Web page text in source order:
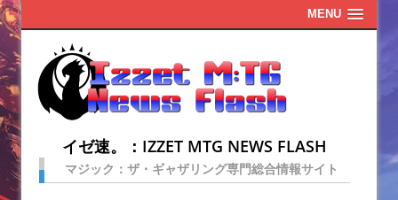
MENU
イゼ速。：IZZET MTG NEWS FLASH
マジック：ザ・ギャザリング専門総合情報サイト